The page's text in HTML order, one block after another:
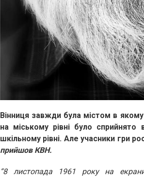
Вінниця завжди була містом в
на міському рівні було
шкільному рівні. Але учасники гри
прийшов КВН.
“8 листопада 1961 року на